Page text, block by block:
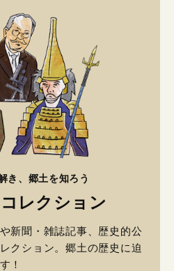
き、郷土を知ろう
レクション
新聞・雑誌記事、歴史的公
クション。郷土の歴史に迫
！